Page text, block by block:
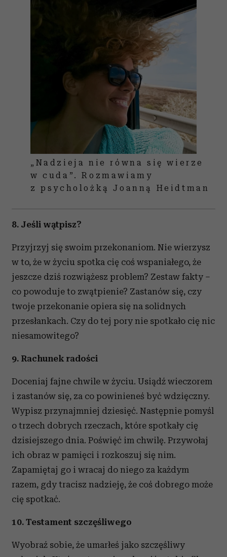
„Nadzieja nie równa się wierze
w cuda”. Rozmawiamy
z psycholożką Joanną Heidtman
8. Jeśli wątpisz?
Przyjrzyj się swoim przekonaniom. Nie wierzysz
w to, że w życiu spotka cię coś wspaniałego, że
jeszcze dziś rozwiążesz problem? Zestaw fakty –
co powoduje to zwątpienie? Zastanów się, czy
twoje przekonanie opiera się na solidnych
przesłankach. Czy do tej pory nie spotkało cię nic
niesamowitego?
9. Rachunek radości
Doceniaj fajne chwile w życiu. Usiądź wieczorem
i zastanów się, za co powinieneś być wdzięczny.
Wypisz przynajmniej dziesięć. Następnie pomyśl
o trzech dobrych rzeczach, które spotkały cię
dzisiejszego dnia. Poświęć im chwilę. Przywołaj
ich obraz w pamięci i rozkoszuj się nim.
Zapamiętaj go i wracaj do niego za każdym
razem, gdy tracisz nadzieję, że coś dobrego może
cię spotkać.
10. Testament szczęśliwego
Wyobraź sobie, że umarłeś jako szczęśliwy